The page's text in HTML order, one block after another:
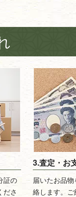
証の
ださ
3.査定・お
届いたお品
絡します。